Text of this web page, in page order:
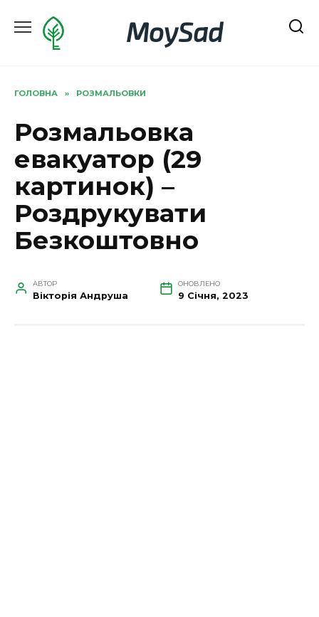
до
MoySad
ГОЛОВНА » РОЗМАЛЬОВКИ
Розмальовка
евакуатор (29
картинок) –
Роздрукувати
Безкоштовно
АВТОР
Вікторія Андруша
ОНОВЛЕНО
9 Січня, 2023